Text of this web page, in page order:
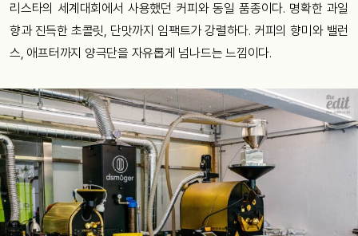
리스타의 세계대회에서 사용했던 커피와 동일 품종이다. 명확한 과일
향과 진득한 초콜릿, 단맛까지 임팩트가 강렬하다. 커피의 향미와 밸런
스, 애프터까지 양극단을 자유롭게 넘나드는 느낌이다.